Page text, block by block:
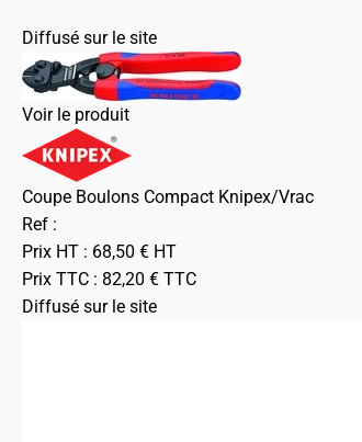
Diffusé sur le site
Voir le produit
Coupe Boulons Compact Knipex/Vrac
Ref :
Prix HT : 68,50 € HT
Prix TTC : 82,20 € TTC
Diffusé sur le site